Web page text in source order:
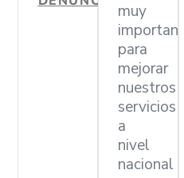
muy
importante
para
mejorar
nuestros
servicios
a
nivel
nacional